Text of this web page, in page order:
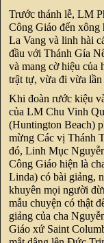
Trước thánh lễ, LM
Công Giáo đến
La Vang và linh hài
đầu với Thánh Gía
và mang cờ hiệu của
trật tự, vừa đi vừa lần
Khi đoàn rước kiệu
của LM Chu Vinh
(Huntington Beach)
mừng Các vị Thánh
đó, Linh Mục
Công Giáo hiện là
Linda) có bài giảng,
khuyên mọi người
mẫu chuyện có thật
giảng của cha
Giáo xứ Saint